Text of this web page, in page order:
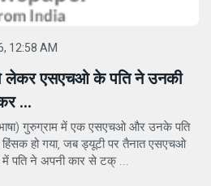
12:58 AM
लेकर एसएचओ के पति ने उनकी
...
गुरुग्राम में एक एसएचओ और उनके पति
हो गया, जब ड्यूटी पर तैनात एसएचओ
पति ने अपनी कार से टक् ...